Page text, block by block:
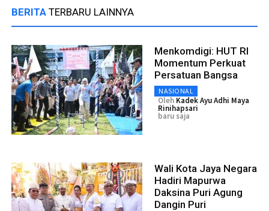
BERITA TERBARU LAINNYA
Menkomdigi: HUT RI
Momentum Perkuat
Persatuan Bangsa
NASIONAL
Oleh Kadek Ayu Adhi Maya
Rinihapsari
baru saja
Wali Kota Jaya Negara
Hadiri Mapurwa
Daksina Puri Agung
Dangin Puri